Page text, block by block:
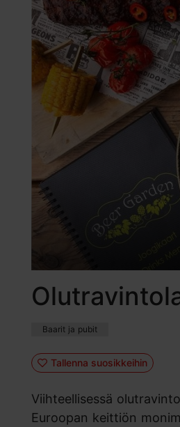
Baarit ja pubit
Tallenna suosikkeihin
Viihteellisessä
Euroopan keittiön